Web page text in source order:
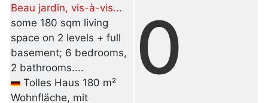
Beau jardin, vis-à-vis...
some 180 sqm living
space on 2 levels + full
basement; 6 bedrooms,
2 bathrooms....
Tolles Haus 180 m²
Wohnfläche, mit
0